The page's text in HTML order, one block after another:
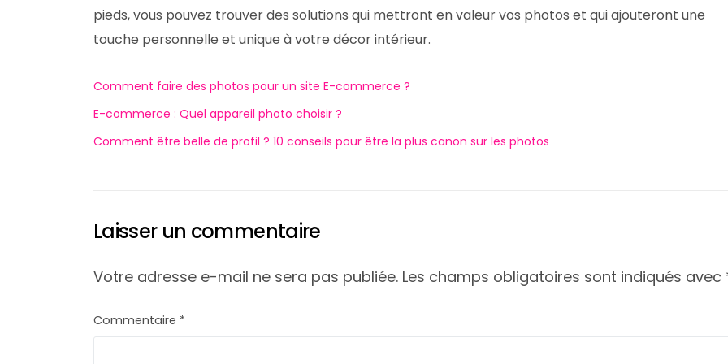
pieds, vous pouvez trouver des solutions qui mettront en valeur vos photos et qui ajouteront une
touche personnelle et unique à votre décor intérieur.
Comment faire des photos pour un site E-commerce ?
E-commerce : Quel appareil photo choisir ?
Comment être belle de profil ? 10 conseils pour être la plus canon sur les photos
Laisser un commentaire
Votre adresse e-mail ne sera pas publiée. Les champs obligatoires sont indiqués avec
Commentaire *